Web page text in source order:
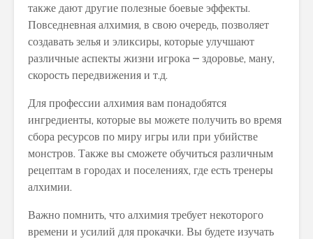
также дают другие полезные боевые эффекты.
Повседневная алхимия, в свою очередь, позволяет
создавать зелья и эликсиры, которые улучшают
различные аспекты жизни игрока – здоровье, ману,
скорость передвижения и т.д.
Для профессии алхимия вам понадобятся
ингредиенты, которые вы можете получить во время
сбора ресурсов по миру игры или при убийстве
монстров. Также вы сможете обучиться различным
рецептам в городах и поселениях, где есть тренеры
алхимии.
Важно помнить, что алхимия требует некоторого
времени и усилий для прокачки. Вы будете изучать